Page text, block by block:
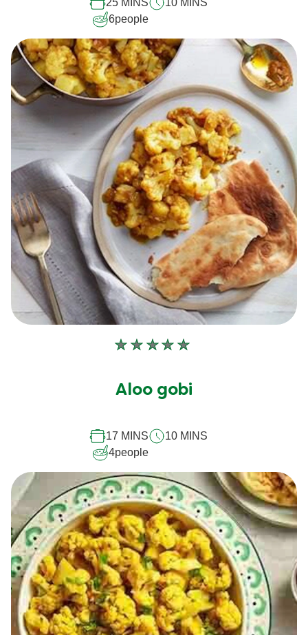
6people
Aucune
soumise
recipe
Aloo gobi
17 MINS
10 MINS
4people